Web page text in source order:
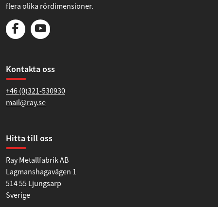
flera olika rördimensioner.
Kontakta oss
+46 (0)321-530930
mail@ray.se
Hitta till oss
Ray Metallfabrik AB
Lagmanshagavägen 1
514 55 Ljungsarp
Sverige